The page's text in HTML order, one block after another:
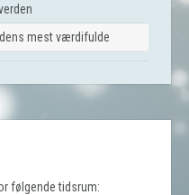
mest værdifulde
følgende tidsrum: